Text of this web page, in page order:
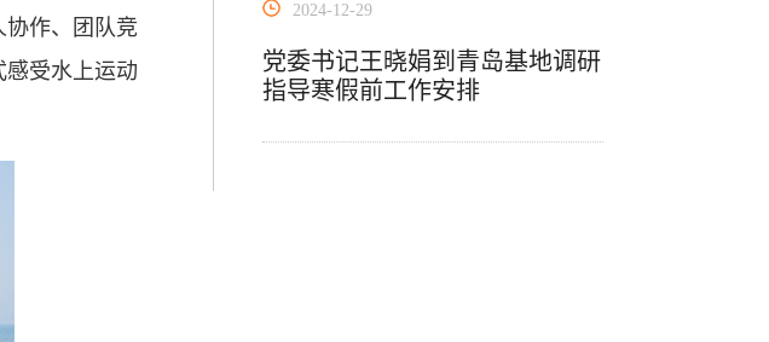
作、团队竞
受水上运动
2024-12-29
党委书记王晓娟到青岛基地调研
指导寒假前工作安排